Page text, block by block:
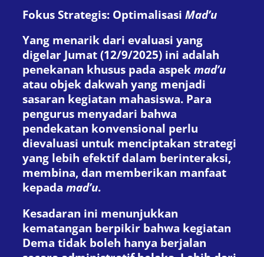
Fokus Strategis: Optimalisasi Mad’u
Yang menarik dari evaluasi yang
digelar Jumat (12/9/2025) ini adalah
penekanan khusus pada aspek mad’u
atau objek dakwah yang menjadi
sasaran kegiatan mahasiswa. Para
pengurus menyadari bahwa
pendekatan konvensional perlu
dievaluasi untuk menciptakan strategi
yang lebih efektif dalam berinteraksi,
membina, dan memberikan manfaat
kepada mad’u.
Kesadaran ini menunjukkan
kematangan berpikir bahwa kegiatan
Dema tidak boleh hanya berjalan